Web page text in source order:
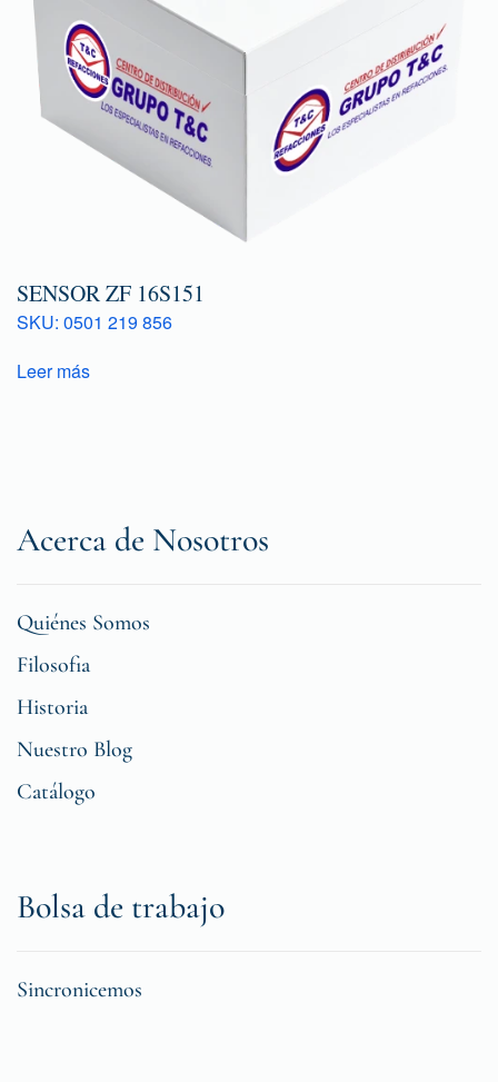
SENSOR ZF 16S151
SKU: 0501 219 856
Leer más
Acerca de Nosotros
Quiénes Somos
Filosofia
Historia
Nuestro Blog
Catálogo
Bolsa de trabajo
Sincronicemos